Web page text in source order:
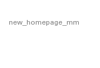
new_homepage_mm